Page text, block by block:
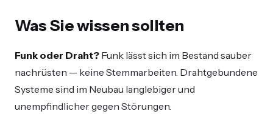
Was Sie wissen sollten
Funk oder Draht? Funk lässt sich im Bestand sauber
nachrüsten — keine Stemmarbeiten. Drahtgebundene
Systeme sind im Neubau langlebiger und
unempfindlicher gegen Störungen.